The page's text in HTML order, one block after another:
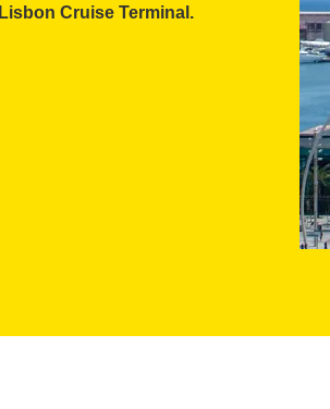
Lisbon Cruise Terminal.